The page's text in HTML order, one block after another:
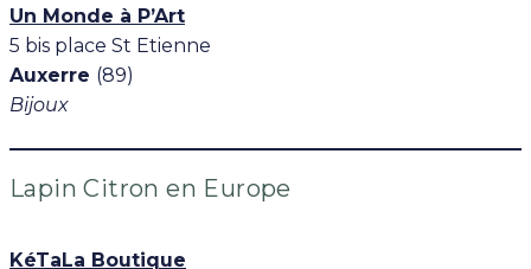
Un Monde à P’Art
5 bis place St Etienne
Auxerre (89)
Bijoux
Lapin Citron en Europe
KéTaLa Boutique